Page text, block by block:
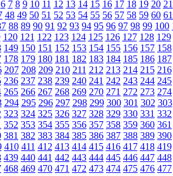
6 7 8 9 10 11 12 13 14 15 16 17 18 19 20 21
48 49 50 51 52 53 54 55 56 57 58 59 60 61
88 89 90 91 92 93 94 95 96 97 98 99 100
120 121 122 123 124 125 126 127 128 129
149 150 151 152 153 154 155 156 157 158
178 179 180 181 182 183 184 185 186 187
207 208 209 210 211 212 213 214 215 216
236 237 238 239 240 241 242 243 244 245
265 266 267 268 269 270 271 272 273 274
294 295 296 297 298 299 300 301 302 303
323 324 325 326 327 328 329 330 331 332
352 353 354 355 356 357 358 359 360 361
381 382 383 384 385 386 387 388 389 390
410 411 412 413 414 415 416 417 418 419
439 440 441 442 443 444 445 446 447 448
468 469 470 471 472 473 474 475 476 477